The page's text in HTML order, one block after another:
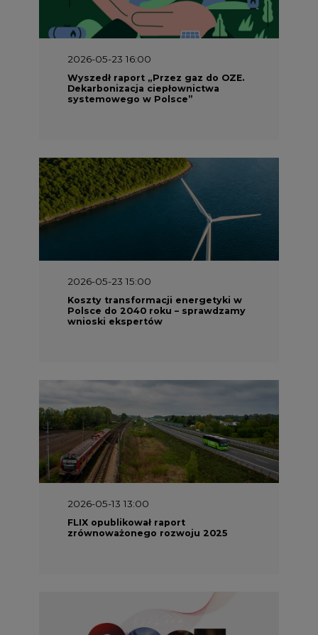
2026-05-23 16:00
Wyszedł raport „Przez gaz do OZE.
Dekarbonizacja ciepłownictwa
systemowego w Polsce”
2026-05-23 15:00
Koszty transformacji energetyki w
Polsce do 2040 roku – sprawdzamy
wnioski ekspertów
2026-05-13 13:00
FLIX opublikował raport
zrównoważonego rozwoju 2025